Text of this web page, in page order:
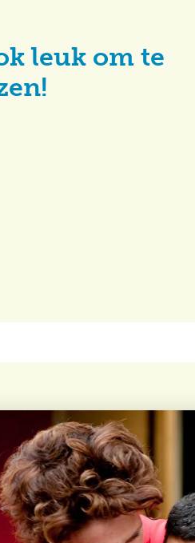
leuk om te